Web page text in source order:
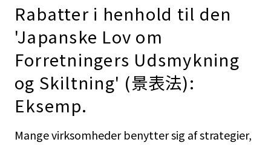
Rabatter i henhold til den
'Japanske Lov om
Forretningers Udsmykning
og Skiltning' (景表法):
Eksemp.
Mange virksomheder benytter sig af strategier,